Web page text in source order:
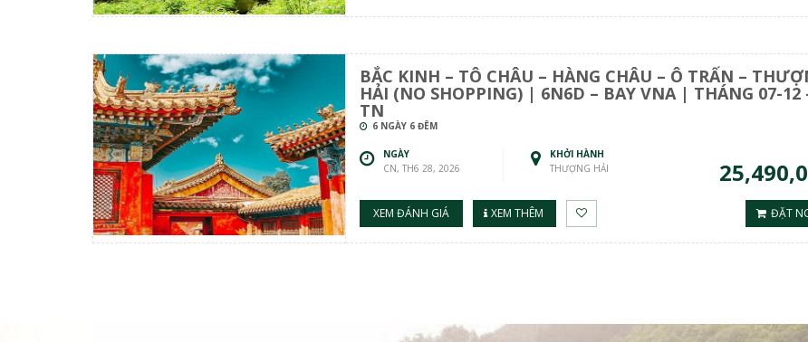
BẮC KINH – TÔ CHÂU – HÀNG CHÂU – Ô TRẤN –
HẢI (NO SHOPPING) | 6N6D – BAY VNA | THÁNG 07-12
TN
6 NGÀY 6 ĐÊM
NGÀY
CN, TH6 28, 2026
KHỞI HÀNH
THƯỢNG HẢI
XEM ĐÁNH GIÁ XEM THÊM ĐẶT